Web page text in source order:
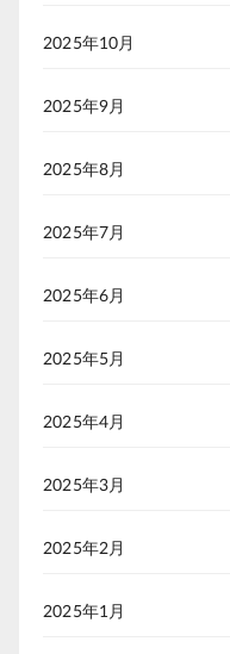
2025年10月
2025年9月
2025年8月
2025年7月
2025年6月
2025年5月
2025年4月
2025年3月
2025年2月
2025年1月